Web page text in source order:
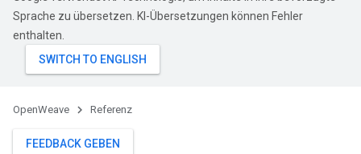
Sprache zu übersetzen. KI-Übersetzungen können Fehler
enthalten.
OpenWeave Referenz
FEEDBACK GEBEN